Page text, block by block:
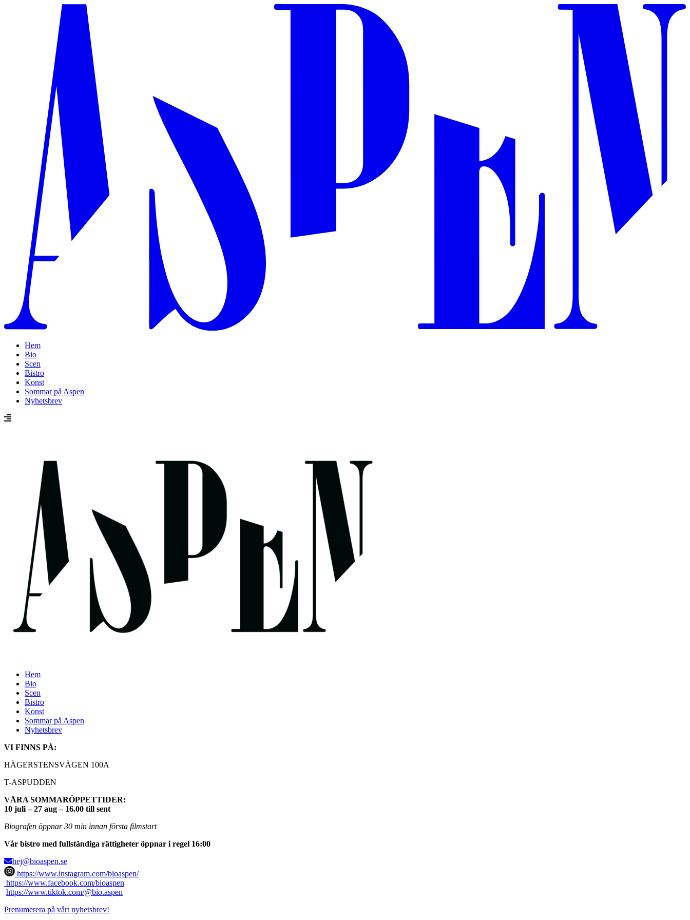
Hem
Bio
Scen
Bistro
Konst
Sommar på Aspen
Nyhetsbrev
Hem
Bio
Scen
Bistro
Konst
Sommar på Aspen
Nyhetsbrev
VI FINNS PÅ:
HÄGERSTENSVÄGEN 100A
T-ASPUDDEN
VÅRA SOMMARÖPPETTIDER:
10 juli – 27 aug – 16.00 till sent
Biografen öppnar 30 min innan första filmstart
Vår bistro med fullständiga rättigheter öppnar i regel 16:00
hej@bioaspen.se
https://www.instagram.com/bioaspen/
https://www.facebook.com/bioaspen
https://www.tiktok.com/@bio.aspen
Prenumerera på vårt nyhetsbrev!